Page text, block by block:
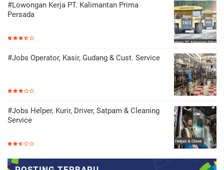
#Lowongan Kerja PT. Kalimantan Prima
Persada
#Jobs Operator, Kasir, Gudang & Cust. Service
#Jobs Helper, Kurir, Driver, Satpam & Cleaning
Service